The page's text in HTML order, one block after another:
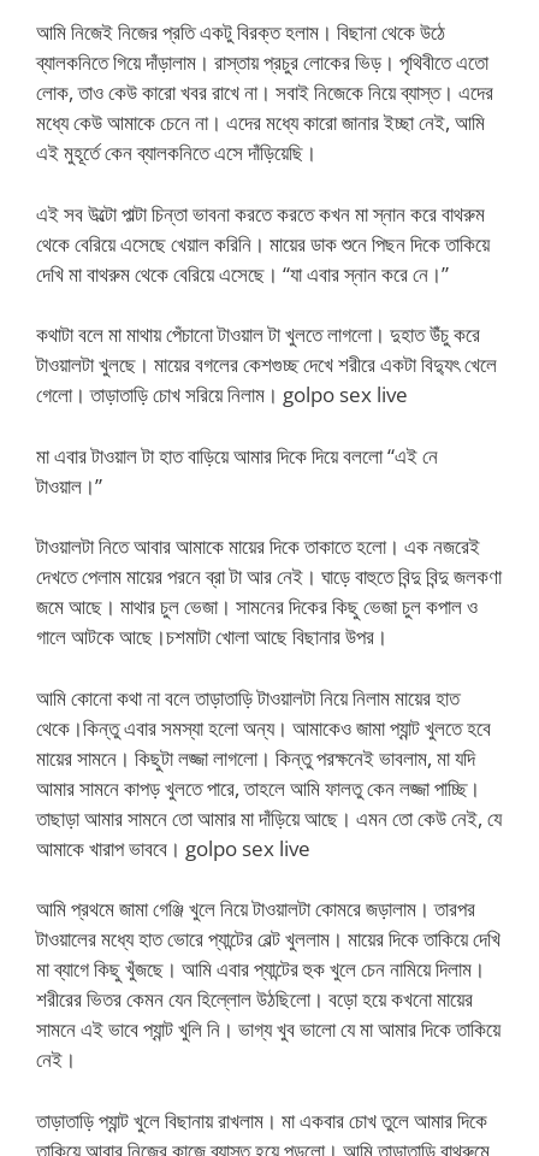
আমি নিজেই নিজের প্রতি একটু বিরক্ত হলাম। বিছানা থেকে উঠে
ব্যালকনিতে গিয়ে দাঁড়ালাম। রাস্তায় প্রচুর লোকের ভিড়। পৃথিবীতে এতো
লোক, তাও কেউ কারো খবর রাখে না। সবাই নিজেকে নিয়ে ব্যাস্ত। এদের
মধ্যে কেউ আমাকে চেনে না। এদের মধ্যে কারো জানার ইচ্ছা নেই, আমি
এই মুহূর্তে কেন ব্যালকনিতে এসে দাঁড়িয়েছি।
এই সব উল্টো পাল্টা চিন্তা ভাবনা করতে করতে কখন মা স্নান করে বাথরুম
থেকে বেরিয়ে এসেছে খেয়াল করিনি। মায়ের ডাক শুনে পিছন দিকে তাকিয়ে
দেখি মা বাথরুম থেকে বেরিয়ে এসেছে। “যা এবার স্নান করে নে।”
কথাটা বলে মা মাথায় পেঁচানো টাওয়াল টা খুলতে লাগলো। দুহাত উঁচু করে
টাওয়ালটা খুলছে। মায়ের বগলের কেশগুচ্ছ দেখে শরীরে একটা বিদ্যুৎ খেলে
গেলো। তাড়াতাড়ি চোখ সরিয়ে নিলাম। golpo sex live
মা এবার টাওয়াল টা হাত বাড়িয়ে আমার দিকে দিয়ে বললো “এই নে
টাওয়াল।”
টাওয়ালটা নিতে আবার আমাকে মায়ের দিকে তাকাতে হলো। এক নজরেই
দেখতে পেলাম মায়ের পরনে ব্রা টা আর নেই। ঘাড়ে বাহুতে বিন্দু বিন্দু জলকণা
জমে আছে। মাথার চুল ভেজা। সামনের দিকের কিছু ভেজা চুল কপাল ও
গালে আটকে আছে।চশমাটা খোলা আছে বিছানার উপর।
আমি কোনো কথা না বলে তাড়াতাড়ি টাওয়ালটা নিয়ে নিলাম মায়ের হাত
থেকে।কিন্তু এবার সমস্যা হলো অন্য। আমাকেও জামা প্যান্ট খুলতে হবে
মায়ের সামনে। কিছুটা লজ্জা লাগলো। কিন্তু পরক্ষনেই ভাবলাম, মা যদি
আমার সামনে কাপড় খুলতে পারে, তাহলে আমি ফালতু কেন লজ্জা পাচ্ছি।
তাছাড়া আমার সামনে তো আমার মা দাঁড়িয়ে আছে। এমন তো কেউ নেই, যে
আমাকে খারাপ ভাববে। golpo sex live
আমি প্রথমে জামা গেঞ্জি খুলে নিয়ে টাওয়ালটা কোমরে জড়ালাম। তারপর
টাওয়ালের মধ্যে হাত ভোরে প্যান্টের বেল্ট খুললাম। মায়ের দিকে তাকিয়ে দেখি
মা ব্যাগে কিছু খুঁজছে। আমি এবার প্যান্টের হুক খুলে চেন নামিয়ে দিলাম।
শরীরের ভিতর কেমন যেন হিল্লোল উঠছিলো। বড়ো হয়ে কখনো মায়ের
সামনে এই ভাবে প্যান্ট খুলি নি। ভাগ্য খুব ভালো যে মা আমার দিকে তাকিয়ে
নেই।
তাড়াতাড়ি প্যান্ট খুলে বিছানায় রাখলাম। মা একবার চোখ তুলে আমার দিকে
তাকিয়ে আবার নিজের কাজে ব্যাস্ত হয়ে পড়লো। আমি তাড়াতাড়ি বাথরুমে